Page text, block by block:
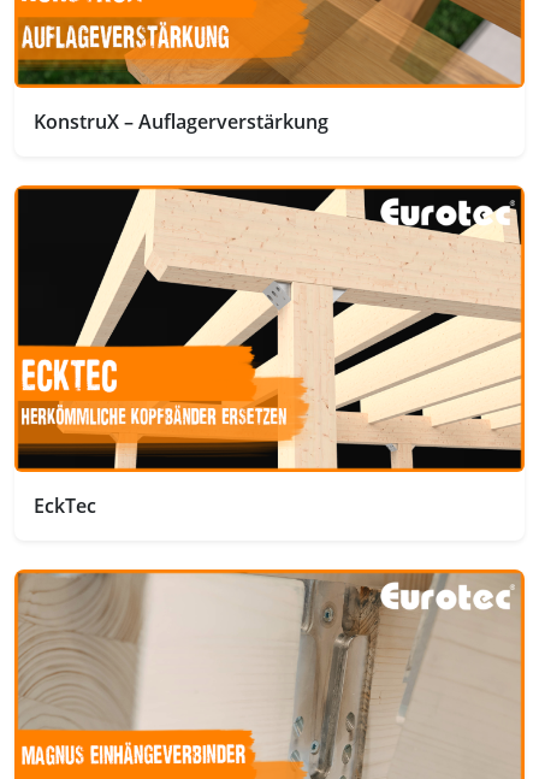
KonstruX – Auflagerverstärkung
EckTec